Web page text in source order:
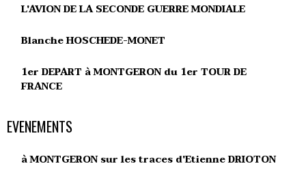
L'AVION DE LA SECONDE GUERRE MONDIALE
Blanche HOSCHEDE-MONET
1er DEPART à MONTGERON du 1er TOUR DE
FRANCE
EVENEMENTS
à MONTGERON sur les traces d'Etienne DRIOTON